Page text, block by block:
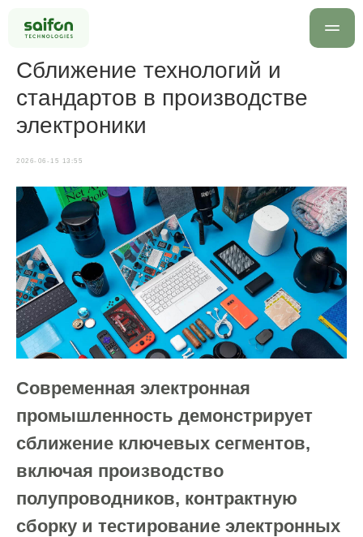
+7 499
Оставить заявку
Сближение технологий и
стандартов в производстве
электроники
2026-06-15 13:55
Современная электронная
промышленность демонстрирует
сближение ключевых сегментов,
включая производство
полупроводников, контрактную
сборку и тестирование электронных